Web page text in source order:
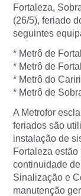
Fortaleza,
(26/5), feriado
seguintes
* Metrô de
* Metrô de
* Metrô do Cariri
* Metrô de
A Metrofor
feriados são
instalação de
Fortaleza
continuidade
Sinalização e
manutenção